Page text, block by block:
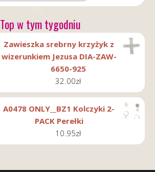
Top w tym tygodniu
Zawieszka srebrny krzyżyk z
wizerunkiem Jezusa DIA-ZAW-
6650-925
32.00zł
A0478 ONLY__BZ1 Kolczyki 2-
PACK Perełki
10.95zł